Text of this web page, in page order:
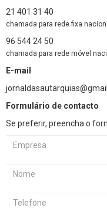
21 401 31 40
chamada para rede fixa
96 544 24 50
chamada para rede móvel
E-mail
Formulário de contacto
Se preferir, preencha o